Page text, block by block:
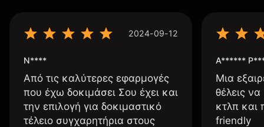
2024-09-12
N****
Από τις καλύτερες εφαρμογές
που έχω δοκιμάσει Σου έχει και
την επιλογή για δοκιμαστικό
τέλειο συγχαρητήρια στους
A******
Μια
θέλεις
κτλπ και
friendly